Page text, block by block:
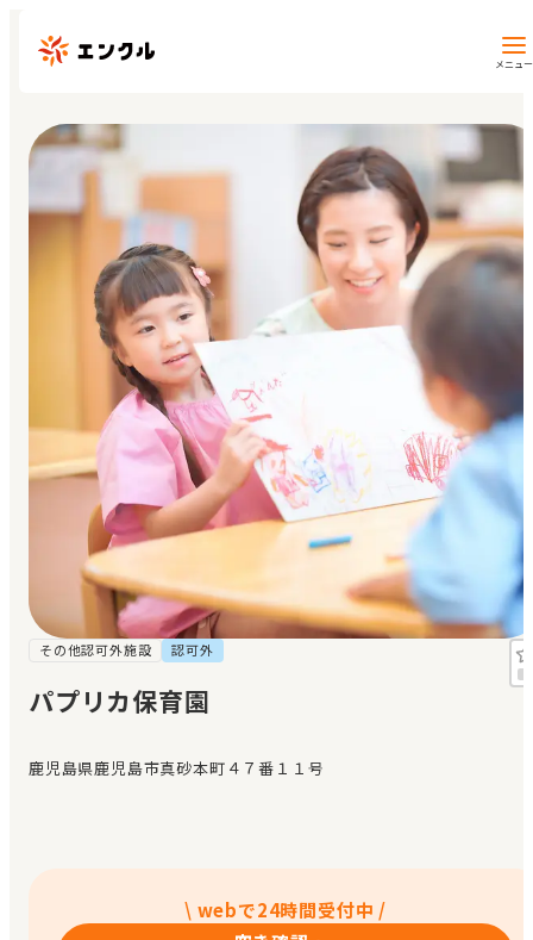
メニュー
保育園・幼稚園を探す
地図から探す
地域から探す
マイページ
閲覧履歴
お気に入り
見学日記
メッセージ
おすすめの園
エンクルの特徴と活用方法
その他認可外施設 認可外
パプリカ保育園
鹿児島県鹿児島市真砂本町４７番１１号
\ webで24時間受付中 /